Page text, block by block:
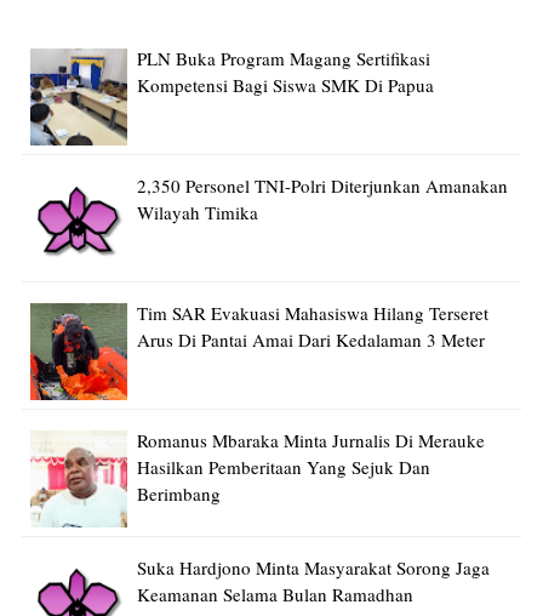
PLN Buka Program Magang Sertifikasi
Kompetensi Bagi Siswa SMK Di Papua
2,350 Personel TNI-Polri Diterjunkan Amanakan
Wilayah Timika
Tim SAR Evakuasi Mahasiswa Hilang Terseret
Arus Di Pantai Amai Dari Kedalaman 3 Meter
Romanus Mbaraka Minta Jurnalis Di Merauke
Hasilkan Pemberitaan Yang Sejuk Dan
Berimbang
Suka Hardjono Minta Masyarakat Sorong Jaga
Keamanan Selama Bulan Ramadhan